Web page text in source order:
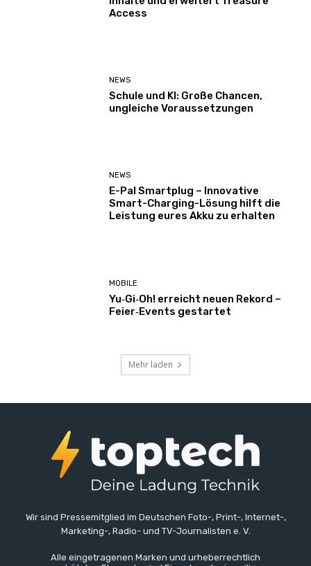
Access
NEWS
Schule und KI: Große Chancen,
ungleiche Voraussetzungen
NEWS
E-Pal Smartplug – Innovative
Smart-Charging-Lösung hilft die
Leistung eures Akku zu erhalten
MOBILE
Yu‑Gi‑Oh! erreicht neuen Rekord –
Feier‑Events gestartet
Mehr laden
Wir sind Pressemitglied im Deutschen Foto-, Print-, Internet-,
Marketing-, Radio- und TV-Journalisten e. V.
Alle eingetragenen Marken und urheberrechtlich